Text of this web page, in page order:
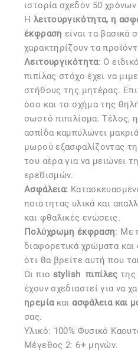
ιστορία σχεδόν 50
Η λειτουργικότητα, η
έκφραση είναι τα βασικά
χαρακτηρίζουν τα
Λειτουργικότητα: Ο
πιπίλας στόχο έχει να
στήθους της μητέρας.
όσο και το σχήμα της
σωστό πιπιλίσμα. Τέλος,
ασπίδα καμπυλώνει
μωρού εξασφαλίζοντας
του αέρα για να μειώνει
ερεθισμών.
Ασφάλεια:
ποιότητας υλικά και
και φθαλικές ενώσεις.
Πολύχρωμη έκφραση: Με
διαφορετικά χρώματα και
ότι θα βρείτε αυτή που
Οι πιο stylish πιπίλες της
έχουν σχεδιαστεί για να
ηρεμίακαιασφάλεια και
σας.
Υλικό: 100% Φυσικό
Μέγεθος 2: 6+ μηνών.